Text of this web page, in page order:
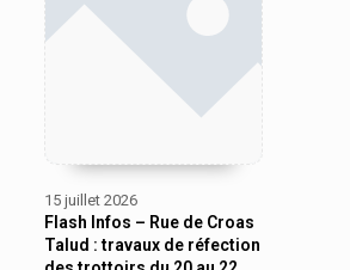
15 juillet 2026
Flash Infos – Rue de Croas
Talud : travaux de réfection